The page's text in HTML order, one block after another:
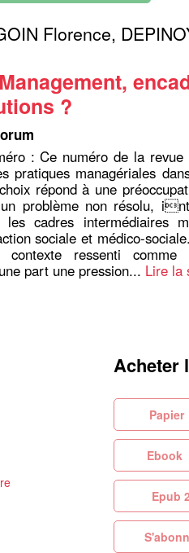
Florence,
?
: Ce numéro de la
pratiques managériales
répond à une
problème non résolu,
cadres intermédiaires
sociale et médico-
ressenti comme
part une pression... Lire la
Acheter